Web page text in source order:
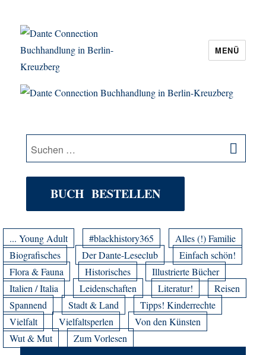
Dante Connection Buchhandlung in
MENÜ
Suche
nach:
BUCH BESTELLEN
... Young Adult #blackhistory365
Alles (!) Familie
Biografisches
Der Dante-Leseclub
Einfach schön!
Flora & Fauna
Historisches
Illustrierte Bücher
Italien / Italia
Leidenschaften Literatur!
Reisen
Spannend
Stadt & Land
Tipps! Kinderrechte
Vielfalt
Vielfaltsperlen
Von den Künsten
Wut & Mut
Zum Vorlesen